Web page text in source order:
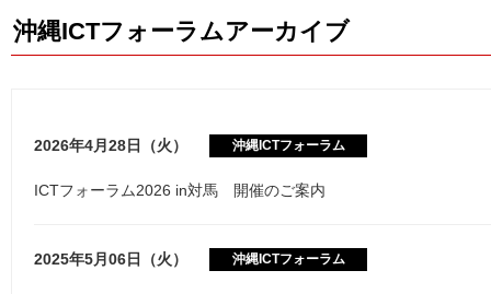
沖縄ICTフォーラムアーカイブ
2026年4月28日（火） 沖縄ICTフォーラム
ICTフォーラム2026 in対馬 開催のご案内
2025年5月06日（火） 沖縄ICTフォーラム